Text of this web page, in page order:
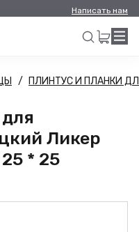
Написать нам
Искать
ПЛИНТУС И ПЛАНКИ
Ликер
* 25